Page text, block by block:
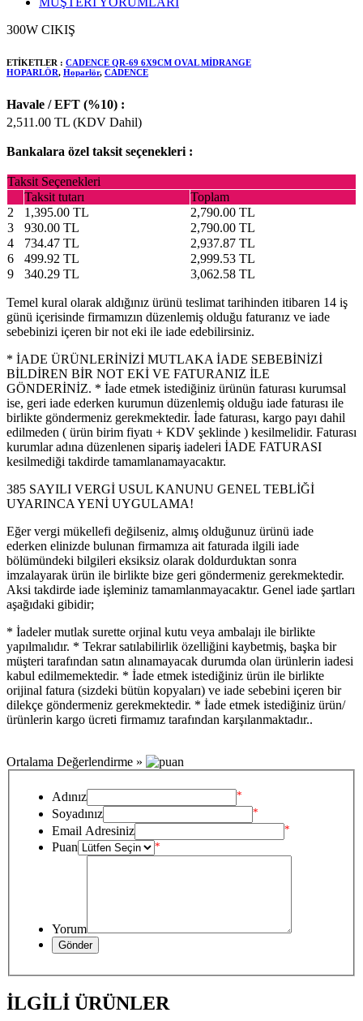
300W CIKIŞ
ETİKETLER : CADENCE QR-69 6X9CM OVAL MİDRANGE
HOPARLÖR, Hoparlör, CADENCE
Havale / EFT (%10) :
2,511.00 TL (KDV Dahil)
Bankalara özel taksit seçenekleri :
Taksit Seçenekleri
Taksit tutarı
Toplam
2
1,395.00 TL
2,790.00 TL
3
930.00 TL
2,790.00 TL
4
734.47 TL
2,937.87 TL
6
499.92 TL
2,999.53 TL
9
340.29 TL 3,062.58 TL
Temel kural olarak aldığınız ürünü teslimat tarihinden itibaren 14 iş
günü içerisinde firmamızın düzenlemiş olduğu faturanız ve iade
sebebinizi içeren bir not eki ile iade edebilirsiniz.
* İADE ÜRÜNLERİNİZİ MUTLAKA İADE SEBEBİNİZİ
BİLDİREN BİR NOT EKİ VE FATURANIZ İLE
GÖNDERİNİZ. * İade etmek istediğiniz ürünün faturası kurumsal
ise, geri iade ederken kurumun düzenlemiş olduğu iade faturası ile
birlikte göndermeniz gerekmektedir. İade faturası, kargo payı dahil
edilmeden ( ürün birim fiyatı + KDV şeklinde ) kesilmelidir. Faturası
kurumlar adına düzenlenen sipariş iadeleri İADE FATURASI
kesilmediği takdirde tamamlanamayacaktır.
385 SAYILI VERGİ USUL KANUNU GENEL TEBLİĞİ
UYARINCA YENİ UYGULAMA!
Eğer vergi mükellefi değilseniz, almış olduğunuz ürünü iade
ederken elinizde bulunan firmamıza ait faturada ilgili iade
bölümündeki bilgileri eksiksiz olarak doldurduktan sonra
imzalayarak ürün ile birlikte bize geri göndermeniz gerekmektedir.
Aksi takdirde iade işleminiz tamamlanmayacaktır. Genel iade şartları
aşağıdaki gibidir;
* İadeler mutlak surette orjinal kutu veya ambalajı ile birlikte
yapılmalıdır. * Tekrar satılabilirlik özelliğini kaybetmiş, başka bir
müşteri tarafından satın alınamayacak durumda olan ürünlerin iadesi
kabul edilmemektedir. * İade etmek istediğiniz ürün ile birlikte
orijinal fatura (sizdeki bütün kopyaları) ve iade sebebini içeren bir
dilekçe göndermeniz gerekmektedir. * İade etmek istediğiniz ürün/
ürünlerin kargo ücreti firmamız tarafından karşılanmaktadır..
Ortalama Değerlendirme »
Adınız *
Soyadınız *
Email Adresiniz *
Puan *
Yorum
İLGİLİ ÜRÜNLER